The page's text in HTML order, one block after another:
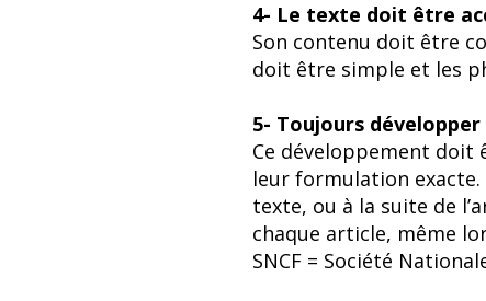
4- Le texte doit être
Son contenu doit être
doit être simple et les
5- Toujours
Ce développement
leur formulation
texte, ou à la suite de
chaque article, même
SNCF = Société